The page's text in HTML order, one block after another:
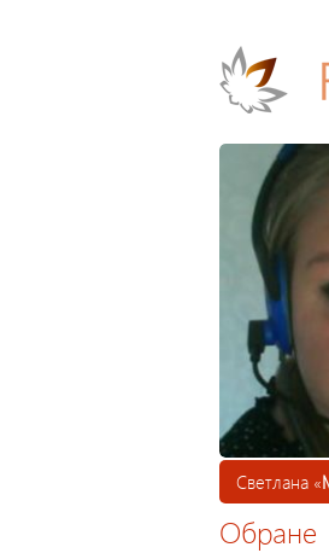
Светлана «
Обране